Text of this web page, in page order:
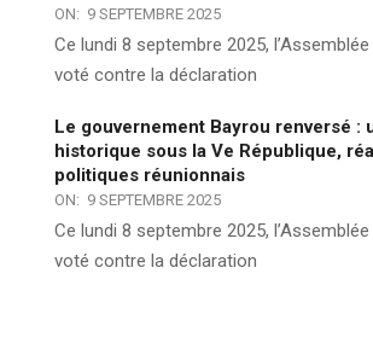
ON: 9 SEPTEMBRE 2025
Ce lundi 8 septembre 2025,
voté contre la déclaration
Le gouvernement Bayrou renversé :
historique sous la Ve République,
politiques réunionnais
ON: 9 SEPTEMBRE 2025
Ce lundi 8 septembre 2025,
voté contre la déclaration